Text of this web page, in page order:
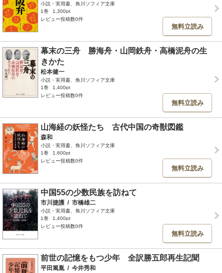
小説・実用書、角川ソフィア文庫
1巻
1,300pt
レビュー投稿数0件
無料立読み
幕末の三舟 勝海舟・山岡鉄舟・高橋泥舟の生
きかた
松本健一
小説・実用書、角川ソフィア文庫
1巻
1,400pt
レビュー投稿数0件
無料立読み
山海経の妖怪たち 古代中国の奇獣図鑑
森和
小説・実用書、角川ソフィア文庫
1巻
1,600pt
レビュー投稿数0件
無料立読み
中国55の少数民族を訪ねて
市川捷護 / 市橋雄二
小説・実用書、角川ソフィア文庫
1巻
1,400pt
レビュー投稿数0件
無料立読み
前世の記憶をもつ少年 全訳勝五郎再生記聞
平田篤胤 / 今井秀和